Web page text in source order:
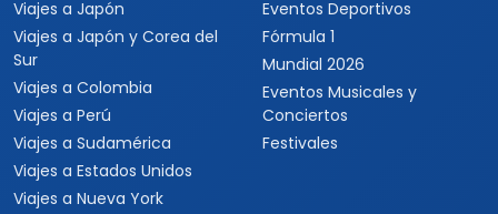
Viajes a Japón
Viajes a Japón y Corea del
Sur
Viajes a Colombia
Viajes a Perú
Viajes a Sudamérica
Viajes a Estados Unidos
Viajes a Nueva York
Eventos Deportivos
Fórmula 1
Mundial 2026
Eventos Musicales y
Conciertos
Festivales